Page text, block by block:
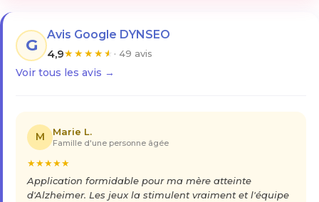
G
Avis Google DYNSEO
4,9★★★★★ · 49 avis
Voir tous les avis →
M Marie L.
Famille d'une personne âgée
★★★★★
Application formidable pour ma mère atteinte
d'Alzheimer. Les jeux la stimulent vraiment et l'équipe